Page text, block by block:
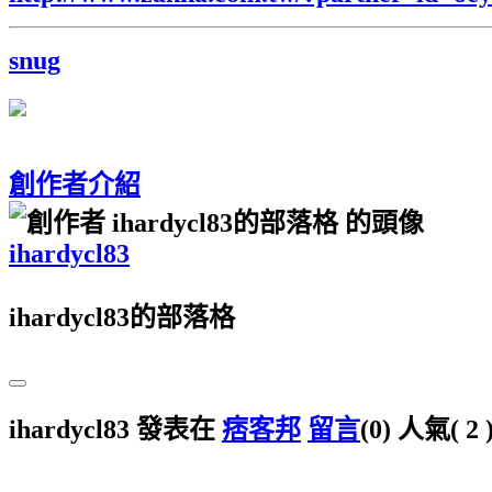
snug
創作者介紹
ihardycl83
ihardycl83的部落格
ihardycl83 發表在 痞客邦 留言(0) 人氣( 2